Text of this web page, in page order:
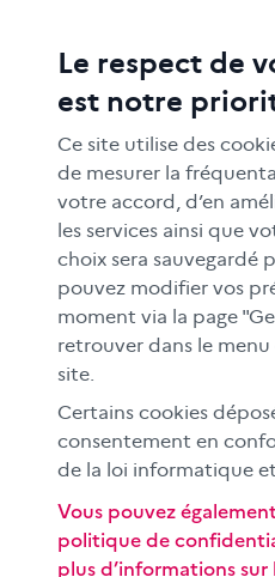
ACTIONS ÉDUCATIVES
FORMATION
RESSOURCES
MÉDIAS SCOLAIRES
FAMILLES
Le CLEMI
En académies
À l'international
CLEMI sup
Espace presse
Si vous souhaitez vous abonner
d'information mensuelle du
Le respect de
est notre
Ce site utilise des
de mesurer la
votre accord, d’en
les services ainsi que
choix sera sauvegardé
pouvez modifier vos
moment via la page
retrouver dans le
site.
Certains cookies
consentement en
de la loi informatique
Vous pouvez
politique de
plus d’informations